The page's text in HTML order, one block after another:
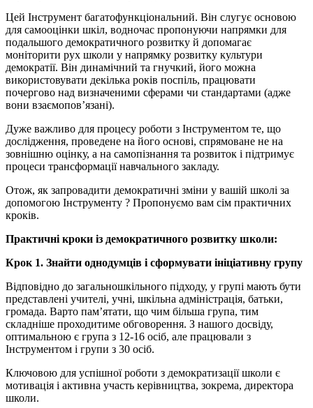
Цей Інструмент багатофункціональний. Він слугує основою
для самооцінки шкіл, водночас пропонуючи напрямки для
подальшого демократичного розвитку й допомагає
моніторити рух школи у напрямку розвитку культури
демократії. Він динамічний та гнучкий, його можна
використовувати декілька років поспіль, працювати
почергово над визначеними сферами чи стандартами (адже
вони взаємопов’язані).
Дуже важливо для процесу роботи з Інструментом те, що
дослідження, проведене на його основі, спрямоване не на
зовнішню оцінку, а на самопізнання та розвиток і підтримує
процеси трансформації навчального закладу.
Отож, як запровадити демократичні зміни у вашій школі за
допомогою Інструменту ? Пропонуємо вам сім практичних
кроків.
Практичні кроки із демократичного розвитку школи:
Крок 1. Знайти однодумців і сформувати ініціативну групу
Відповідно до загальношкільного підходу, у групі мають бути
представлені учителі, учні, шкільна адміністрація, батьки,
громада. Варто пам’ятати, що чим більша група, тим
складніше проходитиме обговорення. З нашого досвіду,
оптимальною є група з 12-16 осіб, але працювали з
Інструментом і групи з 30 осіб.
Ключовою для успішної роботи з демократизації школи є
мотивація і активна участь керівництва, зокрема, директора
школи.